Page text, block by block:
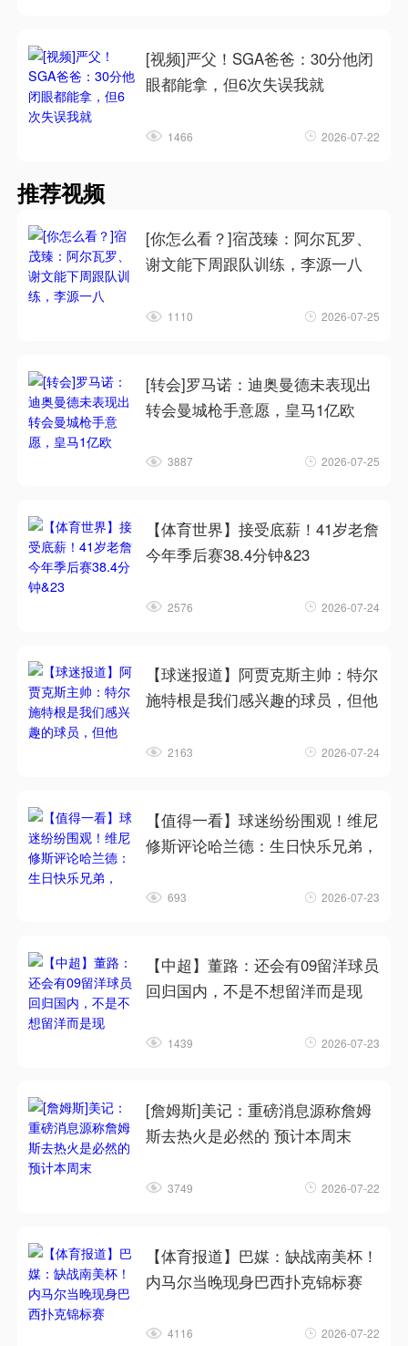
[视频]严父！SGA爸爸：30分他闭
眼都能拿，但6次失误我就
1466 2026-07-22
推荐视频
[你怎么看？]宿茂臻：阿尔瓦罗、
谢文能下周跟队训练，李源一八
1110 2026-07-25
[转会]罗马诺：迪奥曼德未表现出
转会曼城枪手意愿，皇马1亿欧
3887 2026-07-25
【体育世界】接受底薪！41岁老詹
今年季后赛38.4分钟&23
2576 2026-07-24
【球迷报道】阿贾克斯主帅：特尔
施特根是我们感兴趣的球员，但他
2163 2026-07-24
【值得一看】球迷纷纷围观！维尼
修斯评论哈兰德：生日快乐兄弟，
693 2026-07-23
【中超】董路：还会有09留洋球员
回归国内，不是不想留洋而是现
1439 2026-07-23
[詹姆斯]美记：重磅消息源称詹姆
斯去热火是必然的 预计本周末
3749 2026-07-22
【体育报道】巴媒：缺战南美杯！
内马尔当晚现身巴西扑克锦标赛
4116 2026-07-22